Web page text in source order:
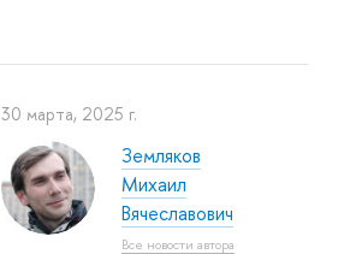
30 марта, 2025 г.
Земляков
Михаил
Вячеславович
Все новости автора